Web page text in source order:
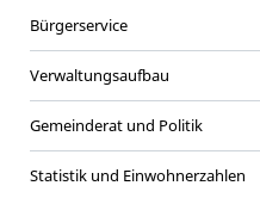
Bürgerservice
Verwaltungsaufbau
Gemeinderat und Politik
Statistik und Einwohnerzahlen